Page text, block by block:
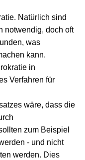
Natürlich sind
notwendig, doch oft
was
kann.
in
Verfahren für
wäre, dass die
zum Beispiel
- und nicht
werden. Dies